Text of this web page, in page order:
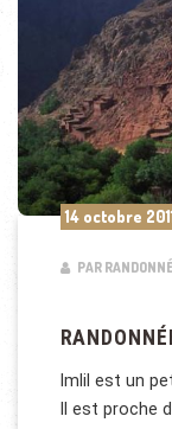
14 octobre
PAR
Imlil est un
Il est proche